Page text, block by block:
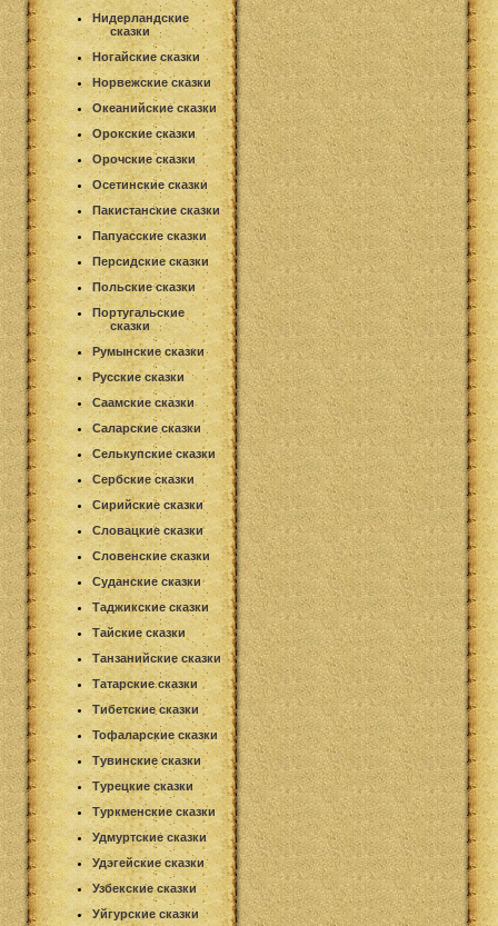
Нидерландские
сказки
Ногайские сказки
Норвежские сказки
Океанийские сказки
Орокские сказки
Орочские сказки
Осетинские сказки
Пакистанские сказки
Папуасские сказки
Персидские сказки
Польские сказки
Португальские
сказки
Румынские сказки
Русские сказки
Саамские сказки
Саларские сказки
Селькупские сказки
Сербские сказки
Сирийские сказки
Словацкие сказки
Словенские сказки
Суданские сказки
Таджикские сказки
Тайские сказки
Танзанийские сказки
Татарские сказки
Тибетские сказки
Тофаларские сказки
Тувинские сказки
Турецкие сказки
Туркменские сказки
Удмуртские сказки
Удэгейские сказки
Узбекские сказки
Уйгурские сказки